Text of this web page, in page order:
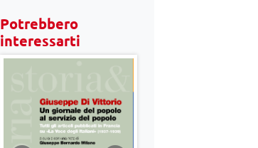
Potrebbero
interessarti